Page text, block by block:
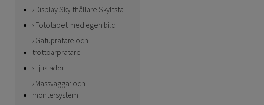
Display Skylthållare Skyltställ
Fototapet med egen bild
Gatupratare och
trottoarpratare
Ljuslådor
Mässväggar och
montersystem